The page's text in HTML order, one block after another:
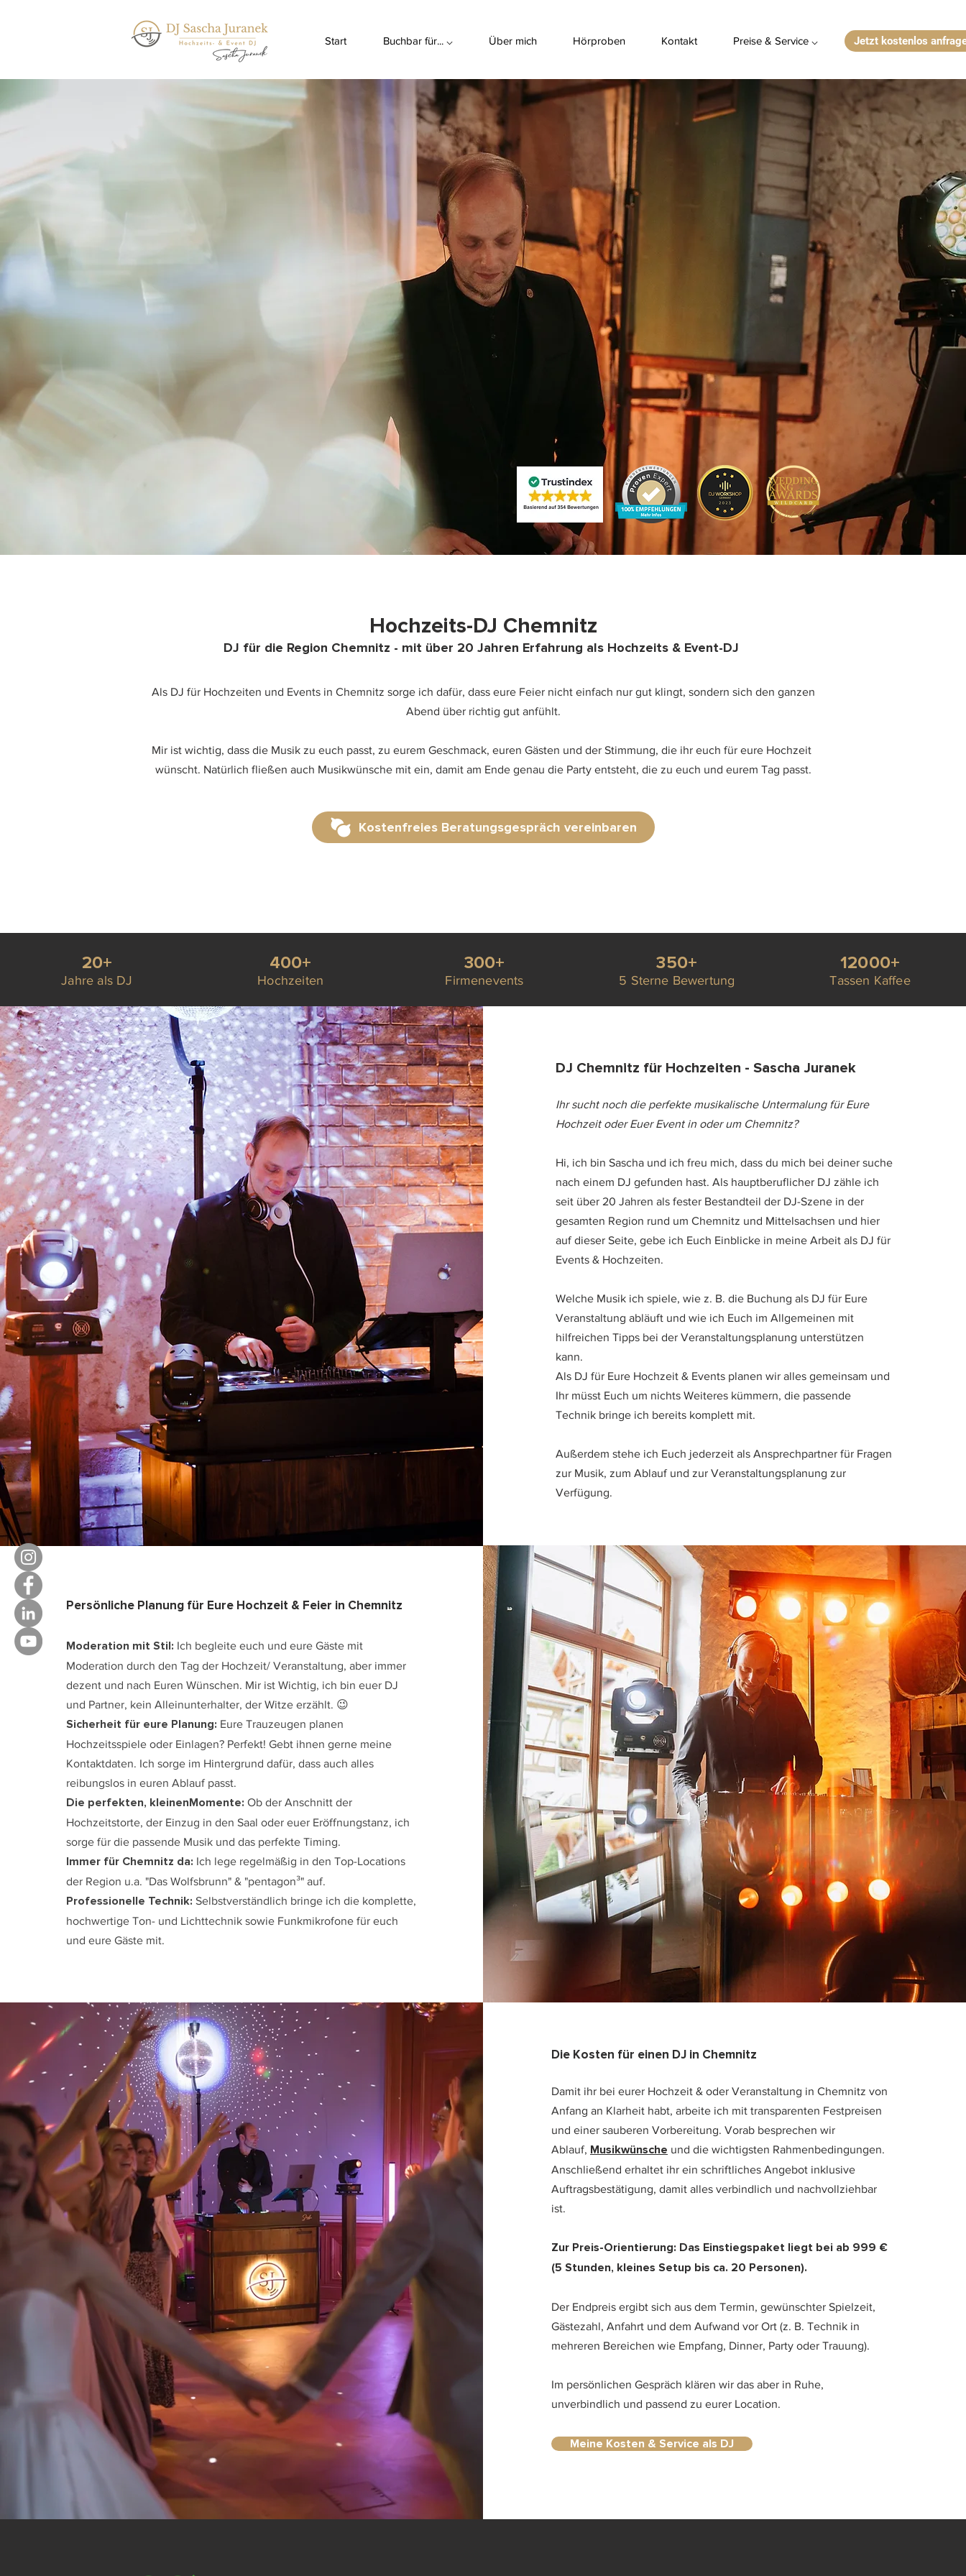
Start Buchbar für... ⌵ Über mich Hörproben Kontakt Preise & Service ⌵ Jetzt kostenlos
Hochzeits-DJ Chemnitz
​DJ für die Region Chemnitz - mit über 20 Jahren Erfahrung als Hochzeits & Event-DJ
Als DJ für Hochzeiten und Events in Chemnitz sorge ich dafür, dass eure Feier nicht einfach nur gut klingt, sondern sich den ganzen
Abend über richtig gut anfühlt.
Mir ist wichtig, dass die Musik zu euch passt, zu eurem Geschmack, euren Gästen und der Stimmung, die ihr euch für eure Hochzeit
wünscht. Natürlich fließen auch Musikwünsche mit ein, damit am Ende genau die Party entsteht, die zu euch und eurem Tag passt.
Kostenfreies Beratungsgespräch vereinbaren
20+
Jahre als DJ
400+
Hochzeiten
300+
Firmenevents
350+
5 Sterne Bewertung
12000+
Tassen Kaffee
DJ Chemnitz für Hochzeiten - Sascha Juranek
Ihr sucht noch die perfekte musikalische Untermalung für Eure
Hochzeit oder Euer Event in oder um Chemnitz?
Hi, ich bin Sascha und ich freu mich, dass du mich bei deiner suche
nach einem DJ gefunden hast. Als hauptberuflicher DJ zähle ich
seit über 20 Jahren als fester Bestandteil der DJ-Szene in der
gesamten Region rund um Chemnitz und Mittelsachsen und hier
auf dieser Seite, gebe ich Euch Einblicke in meine Arbeit als DJ für
Events & Hochzeiten.
Welche Musik ich spiele, wie z. B. die Buchung als DJ für Eure
Veranstaltung abläuft und wie ich Euch im Allgemeinen mit
hilfreichen Tipps bei der Veranstaltungsplanung unterstützen
kann.
Als DJ für Eure Hochzeit & Events planen wir alles gemeinsam und
Ihr müsst Euch um nichts Weiteres kümmern, die passende
Technik bringe ich bereits komplett mit.
Außerdem stehe ich Euch jederzeit als Ansprechpartner für Fragen
zur Musik, zum Ablauf und zur Veranstaltungsplanung zur
Verfügung.
Persönliche Planung für Eure Hochzeit & Feier in Chemnitz
Moderation mit Stil: Ich begleite euch und eure Gäste mit
Moderation durch den Tag der Hochzeit/ Veranstaltung, aber immer
dezent und nach Euren Wünschen. Mir ist Wichtig, ich bin euer DJ
und Partner, kein Alleinunterhalter, der Witze erzählt. 😉
Sicherheit für eure Planung: Eure Trauzeugen planen
Hochzeitsspiele oder Einlagen? Perfekt! Gebt ihnen gerne meine
Kontaktdaten. Ich sorge im Hintergrund dafür, dass auch alles
reibungslos in euren Ablauf passt.
Die perfekten, kleinenMomente: Ob der Anschnitt der
Hochzeitstorte, der Einzug in den Saal oder euer Eröffnungstanz, ich
sorge für die passende Musik und das perfekte Timing.
Immer für Chemnitz da: Ich lege regelmäßig in den Top-Locations
der Region u.a. "Das Wolfsbrunn" & "pentagon³" auf.
Professionelle Technik: Selbstverständlich bringe ich die komplette,
hochwertige Ton- und Lichttechnik sowie Funkmikrofone für euch
und eure Gäste mit.
Die Kosten für einen DJ in Chemnitz
Damit ihr bei eurer Hochzeit & oder Veranstaltung in Chemnitz von
Anfang an Klarheit habt, arbeite ich mit transparenten Festpreisen
und einer sauberen Vorbereitung. Vorab besprechen wir
Ablauf, Musikwünsche und die wichtigsten Rahmenbedingungen.
Anschließend erhaltet ihr ein schriftliches Angebot inklusive
Auftragsbestätigung, damit alles verbindlich und nachvollziehbar
ist.
Zur Preis-Orientierung: Das Einstiegspaket liegt bei ab 999 €
(5 Stunden, kleines Setup bis ca. 20 Personen).
Der Endpreis ergibt sich aus dem Termin, gewünschter Spielzeit,
Gästezahl, Anfahrt und dem Aufwand vor Ort (z. B. Technik in
mehreren Bereichen wie Empfang, Dinner, Party oder Trauung).
Im persönlichen Gespräch klären wir das aber in Ruhe,
unverbindlich und passend zu eurer Location.
Meine Kosten & Service als DJ